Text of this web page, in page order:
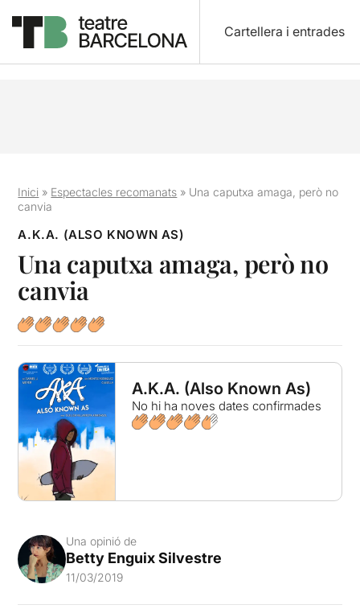
Cartellera i entrades
Inici » Espectacles recomanats » Una caputxa amaga, però no
canvia
A.K.A. (ALSO KNOWN AS)
Una caputxa amaga, però no
canvia
A.K.A. (Also Known As)
No hi ha noves dates confirmades
Una opinió de
Betty Enguix Silvestre
11/03/2019